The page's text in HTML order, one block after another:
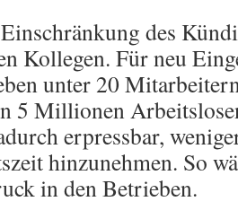
des
Kollegen. Für neu
unter 20
5 Millionen
erpressbar,
hinzunehmen. So
in den Betrieben.